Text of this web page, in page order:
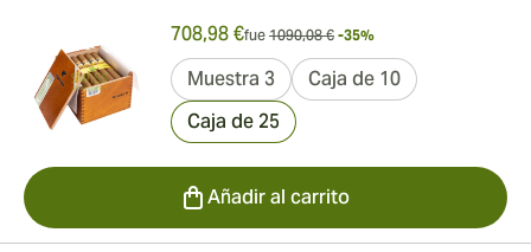
708,98 €fue 1090,08 € -35%
Muestra 3
Caja de 10
Caja de 25
Añadir al carrito